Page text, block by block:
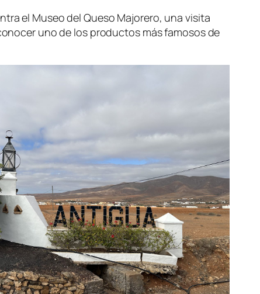
el Museo del Queso Majorero, una visita
uno de los productos más famosos de